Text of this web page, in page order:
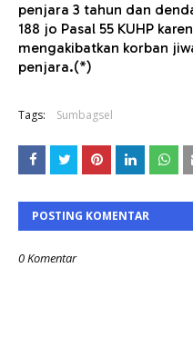
penjara 3 tahun dan
188 jo Pasal 55 KUHP
mengakibatkan korban
penjara.(*)
Tags: Sumbagsel
POSTING KOMENTAR
0 Komentar